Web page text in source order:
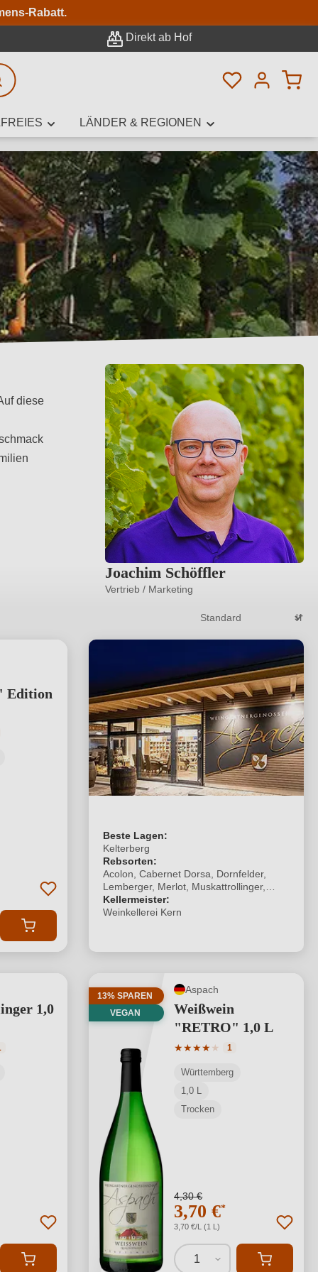
Rabatt.
Direkt ab Hof
Du hast 0
LÄNDER & REGIONEN
diese
Joachim Schöffler
Vertrieb / Marketing
Edition
Bewertung von 5 von 5 Sternen
Beste Lagen:
Kelterberg
Rebsorten:
Acolon, Cabernet Dorsa, Dornfelder,
Lemberger, Merlot, Muskattrollinger,
Regent, Spätburgunder, Schwarzriesling,
Samtrot, Trollinger, Chardonnay, Kerner,
Kellermeister:
Weinkellerei Kern
1,0
Bewertung von 4.64 von 5 Sternen
13% SPAREN
VEGAN
Aspach
Weißwein
"RETRO" 1,0 L
★★★★★
Durchschnittliche
1
Württemberg
1,0 L
Trocken
4,30 €
3,70 €*
3,70 €/L (1 L)
1
Suche